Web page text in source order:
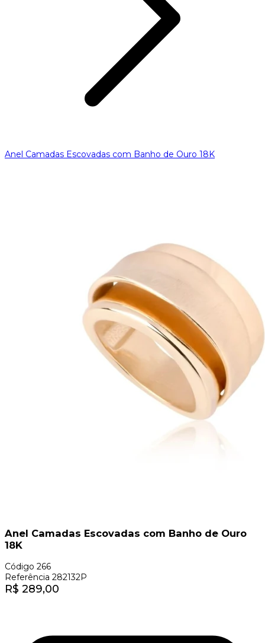
Anel Camadas Escovadas com Banho de Ouro 18K
Anel Camadas Escovadas com Banho de Ouro
18K
Código 266
Referência 282132P
R$ 289,00